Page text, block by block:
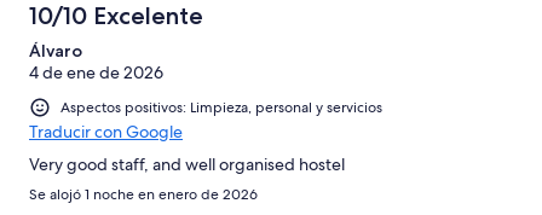
10/10 Excelente
Álvaro
4 de ene de 2026
Aspectos positivos: Limpieza, personal y servicios
Traducir con Google
Very good staff, and well organised hostel
Se alojó 1 noche en enero de 2026